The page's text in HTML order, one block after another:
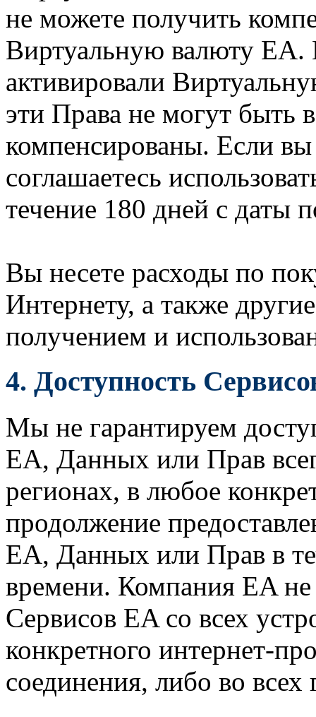
не можете получить
Виртуальную валюту EA.
активировали
эти Права не могут быть
компенсированы. Если
соглашаетесь
течение 180 дней с даты
Вы несете расходы по
Интернету, а также
получением и
4. Доступность
Мы не гарантируем
EA, Данных или Прав
регионах, в любое
продолжение
EA, Данных или Прав в
времени. Компания EA не
Сервисов EA со всех
конкретного интернет-
соединения, либо во всех